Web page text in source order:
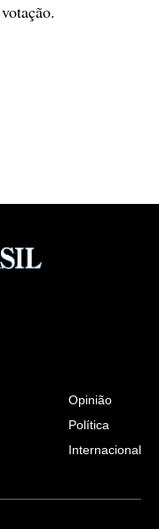
Opinião
Política
Internacional